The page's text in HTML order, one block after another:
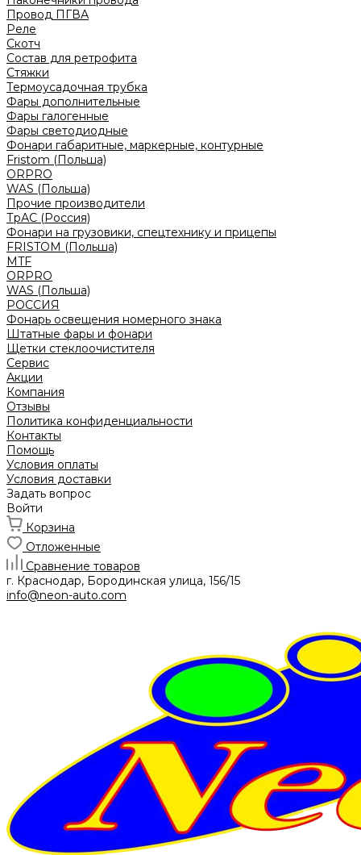
Провод ПГВА
Реле
Скотч
Состав для ретрофита
Стяжки
Термоусадочная трубка
Фары дополнительные
Фары галогенные
Фары светодиодные
Фонари габаритные, маркерные, контурные
Fristom (Польша)
ORPRO
WAS (Польша)
Прочие производители
ТрАС (Россия)
Фонари на грузовики, спецтехнику и прицепы
FRISTOM (Польша)
MTF
ORPRO
WAS (Польша)
РОССИЯ
Фонарь освещения номерного знака
Штатные фары и фонари
Щетки стеклоочистителя
Сервис
Акции
Компания
Отзывы
Политика конфиденциальности
Контакты
Помощь
Условия оплаты
Условия доставки
Задать вопрос
Войти
Корзина
Отложенные
Сравнение товаров
г. Краснодар, Бородинская улица, 156/15
info@neon-auto.com